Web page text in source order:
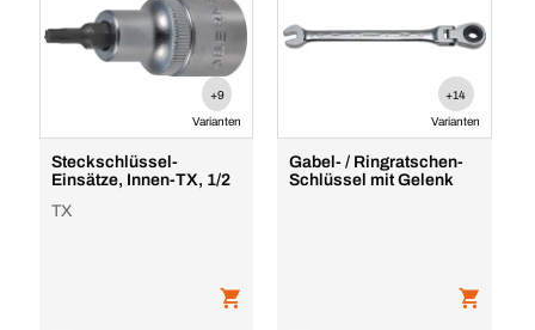
+9
Varianten
Steckschlüssel-
Einsätze, Innen-TX, 1/2
TX
+14
Varianten
Gabel- / Ringratschen-
Schlüssel mit Gelenk